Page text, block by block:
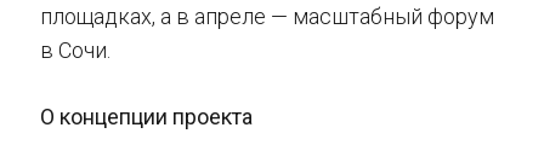
площадках, а в апреле — масштабный форум
в Сочи.
О концепции проекта